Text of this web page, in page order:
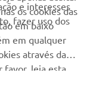
como processamos
e interesses
fazer uso dos
os cookies das
em baixo
em qualquer
através da
favor, leia esta
os cookies que